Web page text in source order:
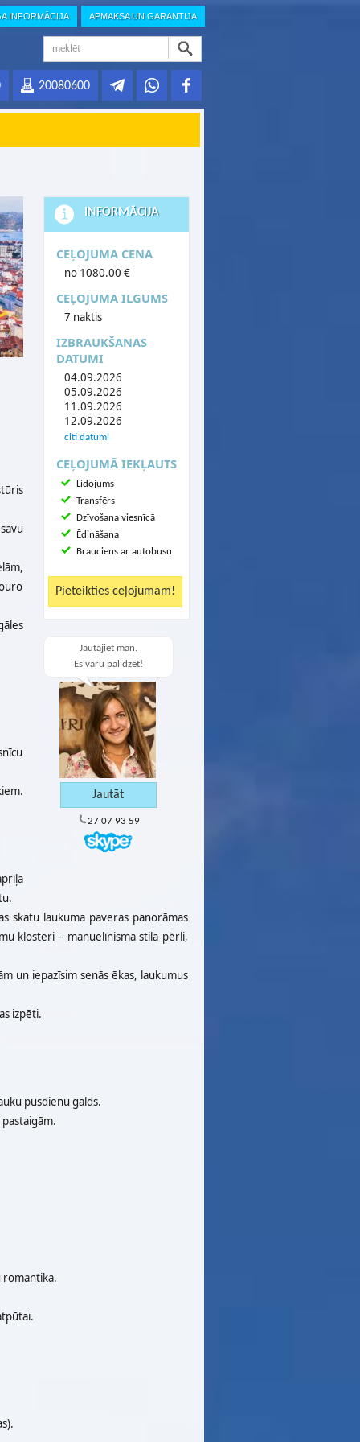
INFORMĀCIJA APMAKSA UN GARANTIJA
20080600
INFORMĀCIJA
CEĻOJUMA CENA
no 1080.00 €
CEĻOJUMA ILGUMS
7 naktis
IZBRAUKŠANAS
DATUMI
04.09.2026
05.09.2026
11.09.2026
12.09.2026
citi datumi
CEĻOJUMĀ IEKĻAUTS
Lidojums
Transfērs
Dzīvošana viesnīcā
Ēdināšana
Brauciens ar autobusu
Jautājiet man.
Es varu palīdzēt!
27 07 93 59
skatu laukuma paveras panorāmas
klosteri – manuelīnisma stila pērli,
un iepazīsim senās ēkas, laukumus
izpēti.
pusdienu galds.
romantika.